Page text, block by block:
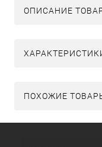
ОПИСАНИЕ
ПОХОЖИЕ